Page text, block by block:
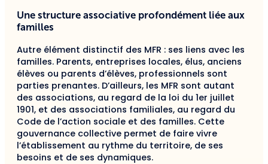
Une structure associative profondément liée aux
familles
Autre élément distinctif des MFR : ses liens avec les
familles. Parents, entreprises locales, élus, anciens
élèves ou parents d’élèves, professionnels sont
parties prenantes. D’ailleurs, les MFR sont autant
des associations, au regard de la loi du 1er juillet
1901, et des associations familiales, au regard du
Code de l’action sociale et des familles. Cette
gouvernance collective permet de faire vivre
l’établissement au rythme du territoire, de ses
besoins et de ses dynamiques.